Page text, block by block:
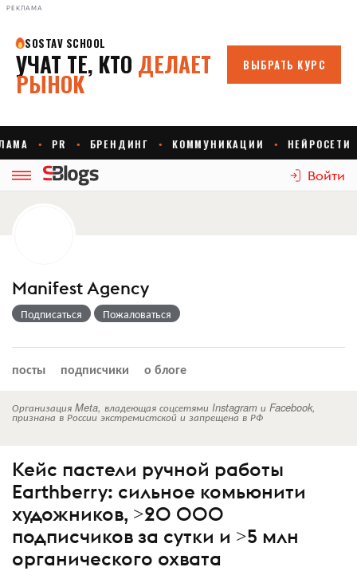
РЕКЛАМА
Войти
Manifest Agency
Подписаться Пожаловаться
посты подписчики о блоге
Организация Meta, владеющая соцсетями Instagram и Facebook,
признана в России экстремистской и запрещена в РФ
Кейс пастели ручной работы
Earthberry: сильное комьюнити
художников, >20 000
подписчиков за сутки и >5 млн
органического охвата